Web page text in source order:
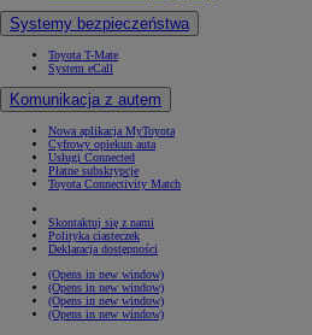
Systemy bezpieczeństwa
Toyota T-Mate
System eCall
Komunikacja z autem
Nowa aplikacja MyToyota
Cyfrowy opiekun auta
Usługi Connected
Płatne subskrypcje
Toyota Connectivity Match
Skontaktuj się z nami
Polityka ciasteczek
Deklaracja dostępności
(Opens in new window)
(Opens in new window)
(Opens in new window)
(Opens in new window)